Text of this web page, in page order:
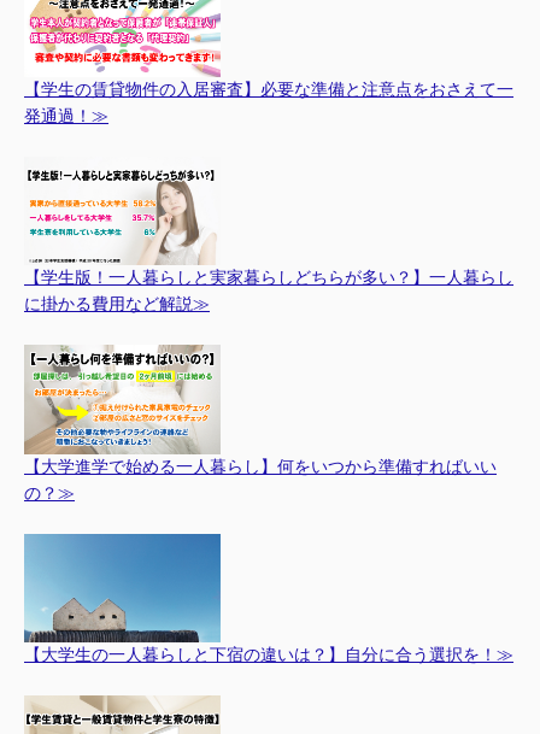
【学生の賃貸物件の入居審査】必要な準備と注意点をおさえて一
発通過！≫
【学生版！一人暮らしと実家暮らしどちらが多い？】一人暮らし
に掛かる費用など解説≫
【大学進学で始める一人暮らし】何をいつから準備すればいい
の？≫
【大学生の一人暮らしと下宿の違いは？】自分に合う選択を！≫